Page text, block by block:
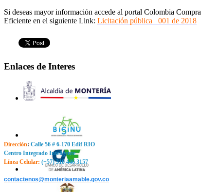
Si deseas mayor información accede al portal Colombia Compra
Eficiente en el siguiente Link: Licitación pública 001 de 2018
Enlaces de Interes
Dirección: Calle 56 # 6-170 Edif RIO
Centro Integrado Inteligente
Línea Celular: (+57) 310 446 3157
contactenos@monteriaamable.gov.co